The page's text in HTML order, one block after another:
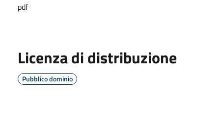
pdf
Licenza di distribuzione
Pubblico dominio